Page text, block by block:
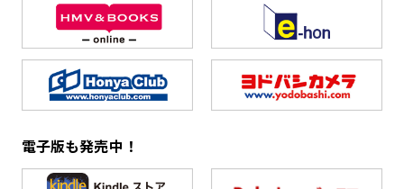
電子版も発売中！